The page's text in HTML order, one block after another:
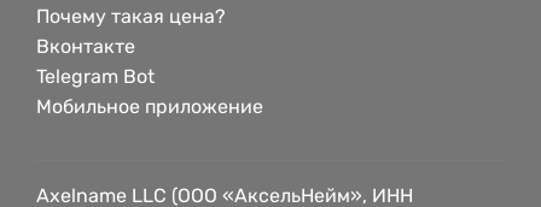
Почему такая цена?
Вконтакте
Telegram Bot
Мобильное приложение
Axelname LLC (ООО «АксельНейм», ИНН